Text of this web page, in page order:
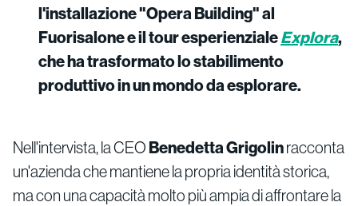
l'installazione "Opera Building" al
Fuorisalone e il tour esperienzialeExplora,
che ha trasformato lo stabilimento
produttivo in un mondo da esplorare.
Nell'intervista, la CEO Benedetta Grigolinracconta
un'azienda che mantiene la propria identità storica,
ma con una capacità molto più ampia di affrontare la